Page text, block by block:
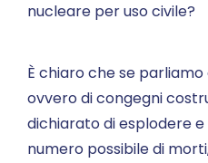
nucleare per uso civile?
È chiaro che se
ovvero di congegni
dichiarato di esplodere
numero possibile di